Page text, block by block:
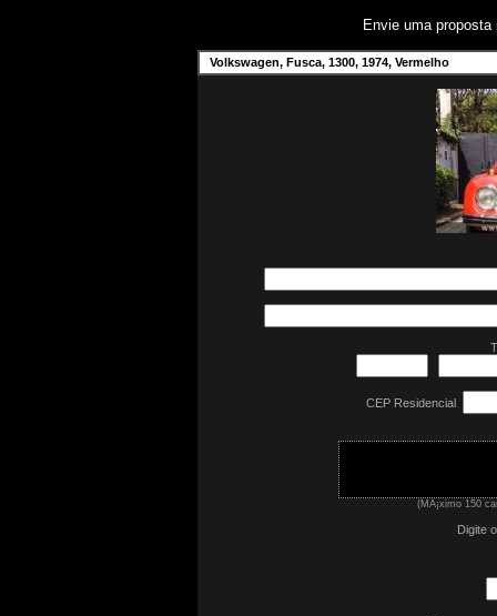
Envie uma
Volkswagen, Fusca, 1300, 1974, Vermelho
CEP Residencial
(MÃ¡ximo 150
Digite